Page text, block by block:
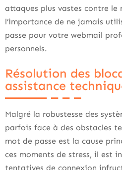
attaques plus vastes contre le
l’importance de ne jamais
passe pour votre webmail
personnels.
Résolution des
assistance
Malgré la robustesse des
parfois face à des obstacles
mot de passe est la cause
ces moments de stress, il est
tentatives de connexion